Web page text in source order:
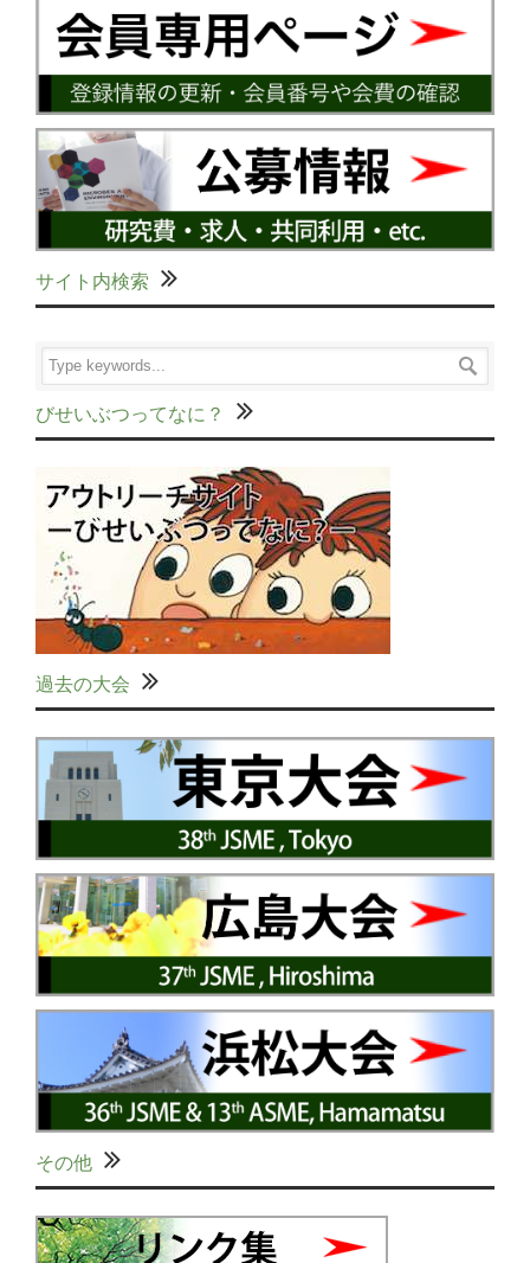
サイト内検索
びせいぶつってなに？
過去の大会
その他